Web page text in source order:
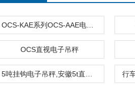
OCS直视电子吊秤
行